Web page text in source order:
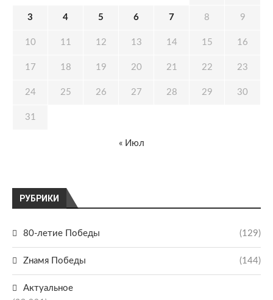
РУБРИКИ
80-летие Победы (129)
Zнамя Победы (144)
Актуальное
3 4 5 6 7 8 9
10 11 12 13 14 15 16
17 18 19 20 21 22 23
24 25 26 27 28 29 30
31
« Июл